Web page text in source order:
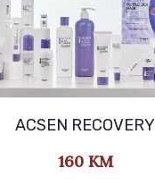
ACSEN RECOVERY
160 KM